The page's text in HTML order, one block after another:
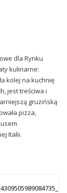
dla Rynku
kulinarne:
kolej na kuchnię
jest treściwa i
gruzińską
pizza,
Italii.